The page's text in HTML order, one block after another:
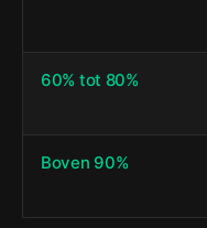
60% tot 80%
Boven 90%